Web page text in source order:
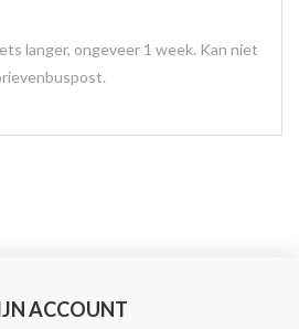
langer, ongeveer 1 week. Kan niet
ACCOUNT